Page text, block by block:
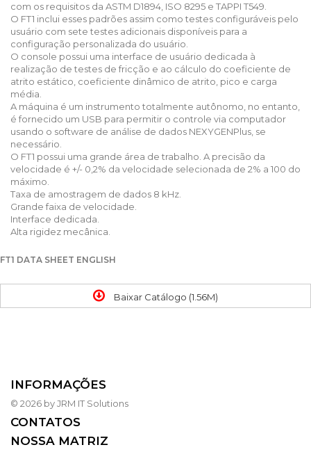
com os requisitos da ASTM D1894, ISO 8295 e TAPPI T549.
O FT1 inclui esses padrões assim como testes configuráveis pelo
usuário com sete testes adicionais disponíveis para a
configuração personalizada do usuário.
O console possui uma interface de usuário dedicada à
realização de testes de fricção e ao cálculo do coeficiente de
atrito estático, coeficiente dinâmico de atrito, pico e carga
média.
A máquina é um instrumento totalmente autônomo, no entanto,
é fornecido um USB para permitir o controle via computador
usando o software de análise de dados NEXYGENPlus, se
necessário.
O FT1 possui uma grande área de trabalho. A precisão da
velocidade é +/- 0,2% da velocidade selecionada de 2% a 100 do
máximo.
Taxa de amostragem de dados 8 kHz.
Grande faixa de velocidade.
Interface dedicada.
Alta rigidez mecânica.
FT1 DATA SHEET ENGLISH
Baixar Catálogo (1.56M)
INFORMAÇÕES
© 2026 by JRM IT Solutions
CONTATOS
NOSSA MATRIZ